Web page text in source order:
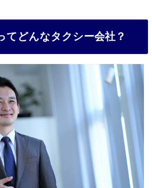
てどんなタクシー会社？